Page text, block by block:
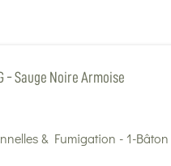
- Sauge Noire Armoise